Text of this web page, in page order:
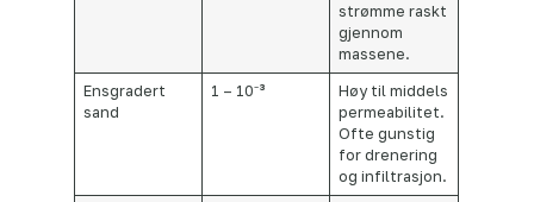
strømme raskt
gjennom
massene.
Ensgradert
sand
1 – 10⁻³
Høy til middels
permeabilitet.
Ofte gunstig
for drenering
og infiltrasjon.